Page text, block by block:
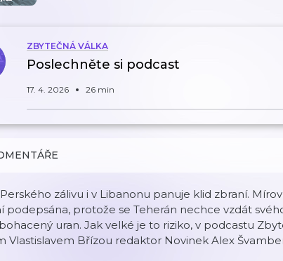
ZBYTEČNÁ VÁLKA
Poslechněte si podcast
17. 4. 2026 26 min
zálivu i v Libanonu panuje klid zbraní.
podepsána, protože se Teherán nechce vzdát
uran. Jak velké je to riziko, v podcastu
Vlastislavem Břízou redaktor Novinek Alex